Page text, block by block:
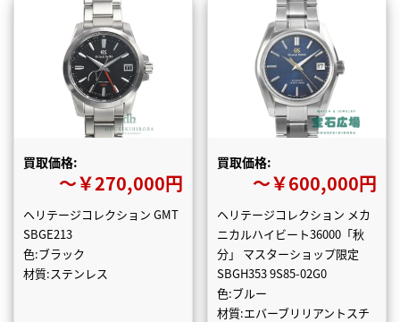
買取価格:
〜￥270,000円
ヘリテージコレクション GMT
SBGE213
色:ブラック
材質:ステンレス
買取価格:
〜￥600,000円
ヘリテージコレクション メカ
ニカルハイビート36000「秋
分」 マスターショップ限定
SBGH353 9S85-02G0
色:ブルー
材質:エバーブリリアントスチ